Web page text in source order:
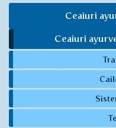
Ceaiuri
Ceaiuri